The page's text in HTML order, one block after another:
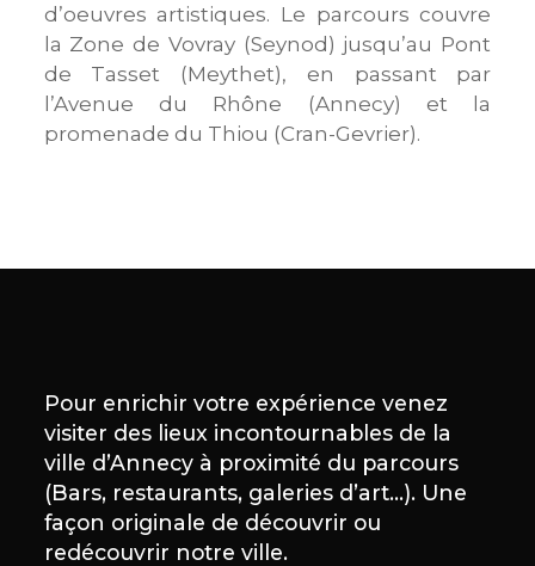
d’oeuvres artistiques. Le parcours couvre
la Zone de Vovray (Seynod) jusqu’au Pont
de Tasset (Meythet), en passant par
l’Avenue du Rhône (Annecy) et la
promenade du Thiou (Cran-Gevrier).
Pour enrichir votre expérience venez
visiter des lieux incontournables de la
ville d’Annecy à proximité du parcours
(Bars, restaurants, galeries d’art…). Une
façon originale de découvrir ou
redécouvrir notre ville.